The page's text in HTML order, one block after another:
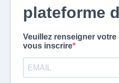
plateforme
Veuillez renseigner
vous inscrire